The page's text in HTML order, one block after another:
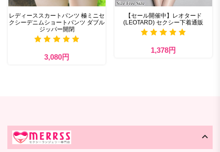
レディーススカートパンツ 極ミニセ
クシーデニムショートパンツ ダブル
ジッパー開閉
3,080円
【セール開催中】レオタード
(LEOTARD) セクシー下着通販
1,378円